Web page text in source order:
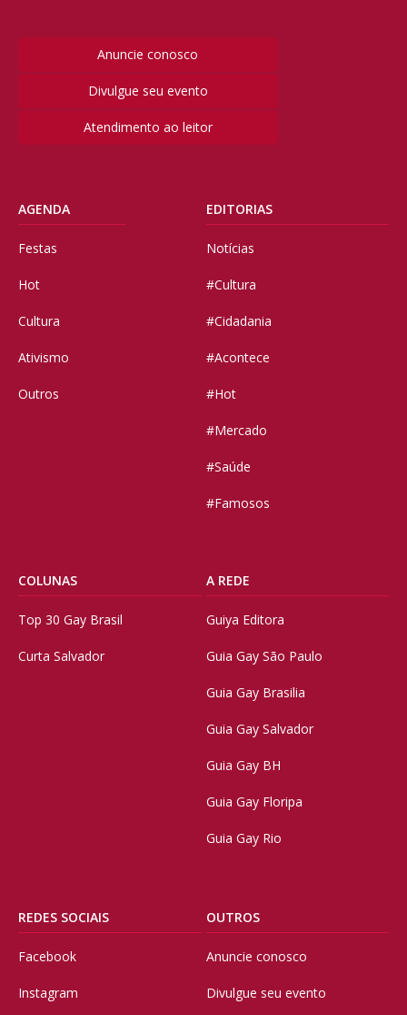
Anuncie conosco
Divulgue seu evento
Atendimento ao leitor
AGENDA
Festas
Hot
Cultura
Ativismo
Outros
EDITORIAS
Notícias
#Cultura
#Cidadania
#Acontece
#Hot
#Mercado
#Saúde
#Famosos
COLUNAS
Top 30 Gay Brasil
Curta Salvador
A REDE
Guiya Editora
Guia Gay São Paulo
Guia Gay Brasilia
Guia Gay Salvador
Guia Gay BH
Guia Gay Floripa
Guia Gay Rio
REDES SOCIAIS
Facebook
Instagram
OUTROS
Anuncie conosco
Divulgue seu evento